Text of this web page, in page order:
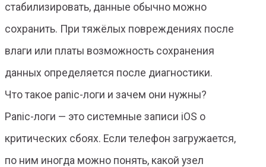
стабилизировать, данные обычно можно
сохранить. При тяжёлых повреждениях после
влаги или платы возможность сохранения
данных определяется после диагностики.
Что такое panic-логи и зачем они нужны?
Panic-логи — это системные записи iOS о
критических сбоях. Если телефон загружается,
по ним иногда можно понять, какой узел